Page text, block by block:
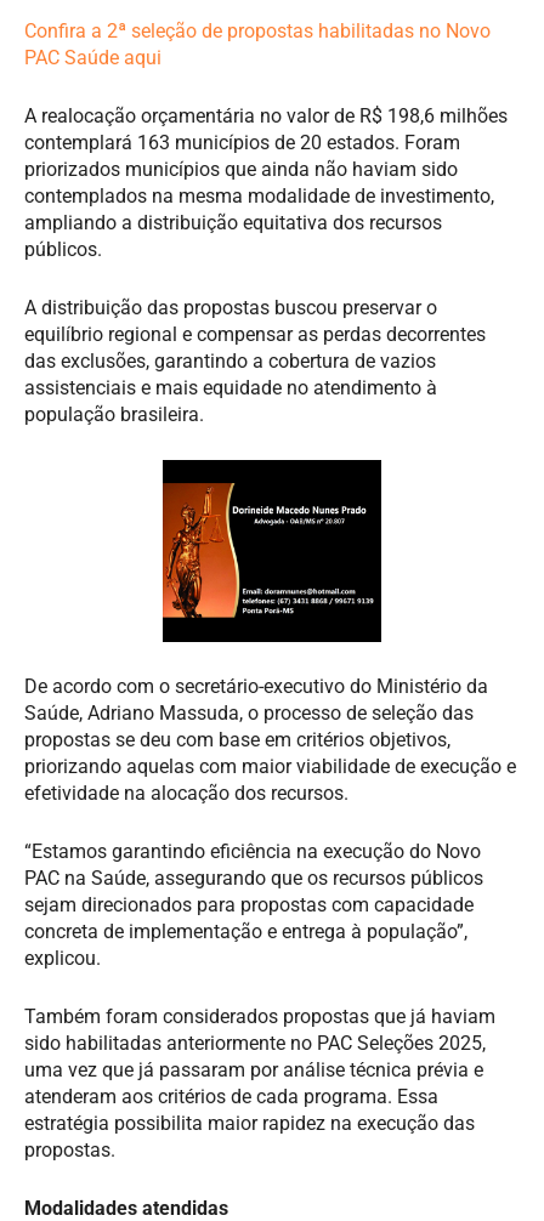
Confira a 2ª seleção de propostas habilitadas no Novo
PAC Saúde aqui
A realocação orçamentária no valor de R$ 198,6 milhões
contemplará 163 municípios de 20 estados. Foram
priorizados municípios que ainda não haviam sido
contemplados na mesma modalidade de investimento,
ampliando a distribuição equitativa dos recursos
públicos.
A distribuição das propostas buscou preservar o
equilíbrio regional e compensar as perdas decorrentes
das exclusões, garantindo a cobertura de vazios
assistenciais e mais equidade no atendimento à
população brasileira.
De acordo com o secretário-executivo do Ministério da
Saúde, Adriano Massuda, o processo de seleção das
propostas se deu com base em critérios objetivos,
priorizando aquelas com maior viabilidade de execução e
efetividade na alocação dos recursos.
“Estamos garantindo eficiência na execução do Novo
PAC na Saúde, assegurando que os recursos públicos
sejam direcionados para propostas com capacidade
concreta de implementação e entrega à população”,
explicou.
Também foram considerados propostas que já haviam
sido habilitadas anteriormente no PAC Seleções 2025,
uma vez que já passaram por análise técnica prévia e
atenderam aos critérios de cada programa. Essa
estratégia possibilita maior rapidez na execução das
propostas.
Modalidades atendidas